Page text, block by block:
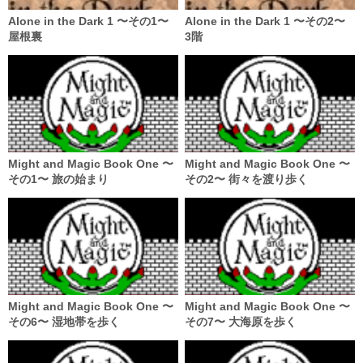
Alone in the Dark 1 〜その1〜
屋根裏
Alone in the Dark 1 〜その2〜
3階
Might and Magic Book One 〜
その1〜 旅の始まり
Might and Magic Book One 〜
その2〜 街々を渡り歩く
Might and Magic Book One 〜
その6〜 湿地帯を歩く
Might and Magic Book One 〜
その7〜 大海原を歩く